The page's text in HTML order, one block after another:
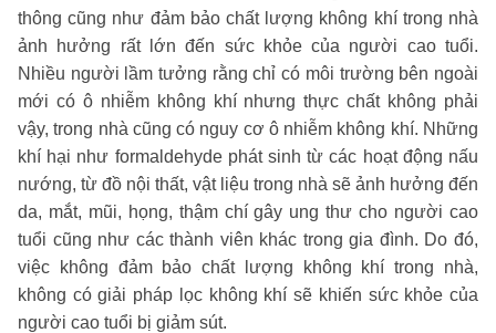
thông cũng như đảm bảo chất lượng không khí trong nhà
ảnh hưởng rất lớn đến sức khỏe của người cao tuổi.
Nhiều người lầm tưởng rằng chỉ có môi trường bên ngoài
mới có ô nhiễm không khí nhưng thực chất không phải
vậy, trong nhà cũng có nguy cơ ô nhiễm không khí. Những
khí hại như formaldehyde phát sinh từ các hoạt động nấu
nướng, từ đồ nội thất, vật liệu trong nhà sẽ ảnh hưởng đến
da, mắt, mũi, họng, thậm chí gây ung thư cho người cao
tuổi cũng như các thành viên khác trong gia đình. Do đó,
việc không đảm bảo chất lượng không khí trong nhà,
không có giải pháp lọc không khí sẽ khiến sức khỏe của
người cao tuổi bị giảm sút.